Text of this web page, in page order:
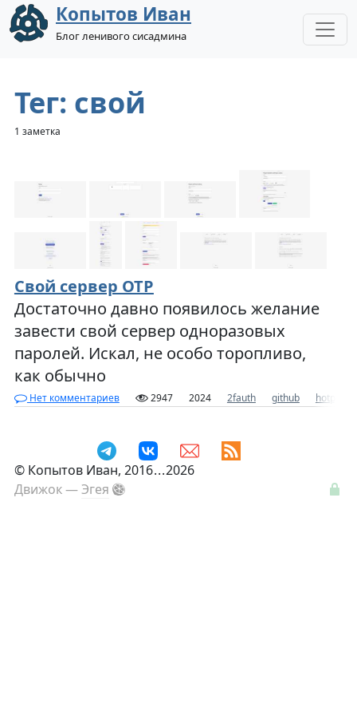
Копытов Иван
Блог ленивого сисадмина
Тег: свой
1 заметка
Свой сервер OTP
Достаточно давно появилось желание
завести свой сервер одноразовых
паролей. Искал, не особо торопливо,
как обычно
Нет комментариев 2947 2024 2fauth github hotp
© Копытов Иван, 2016...2026
Движок —Эгея